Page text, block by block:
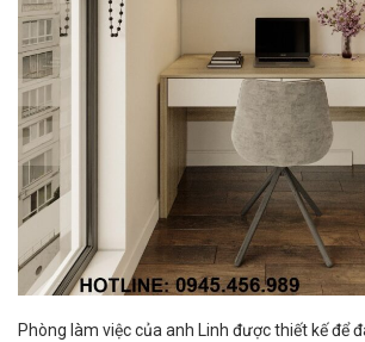
Phòng làm việc của anh Linh được thiết kế để